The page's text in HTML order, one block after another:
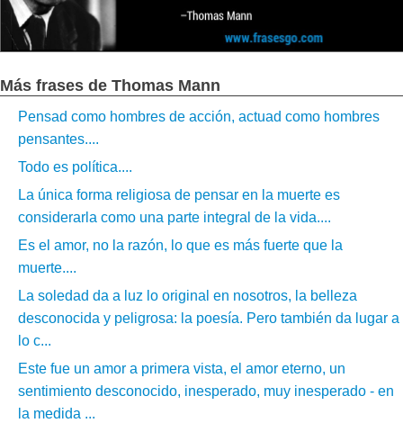
Más frases de Thomas Mann
Pensad como hombres de acción, actuad como hombres
pensantes....
Todo es política....
La única forma religiosa de pensar en la muerte es
considerarla como una parte integral de la vida....
Es el amor, no la razón, lo que es más fuerte que la
muerte....
La soledad da a luz lo original en nosotros, la belleza
desconocida y peligrosa: la poesía. Pero también da lugar a
lo c...
Este fue un amor a primera vista, el amor eterno, un
sentimiento desconocido, inesperado, muy inesperado - en
la medida ...